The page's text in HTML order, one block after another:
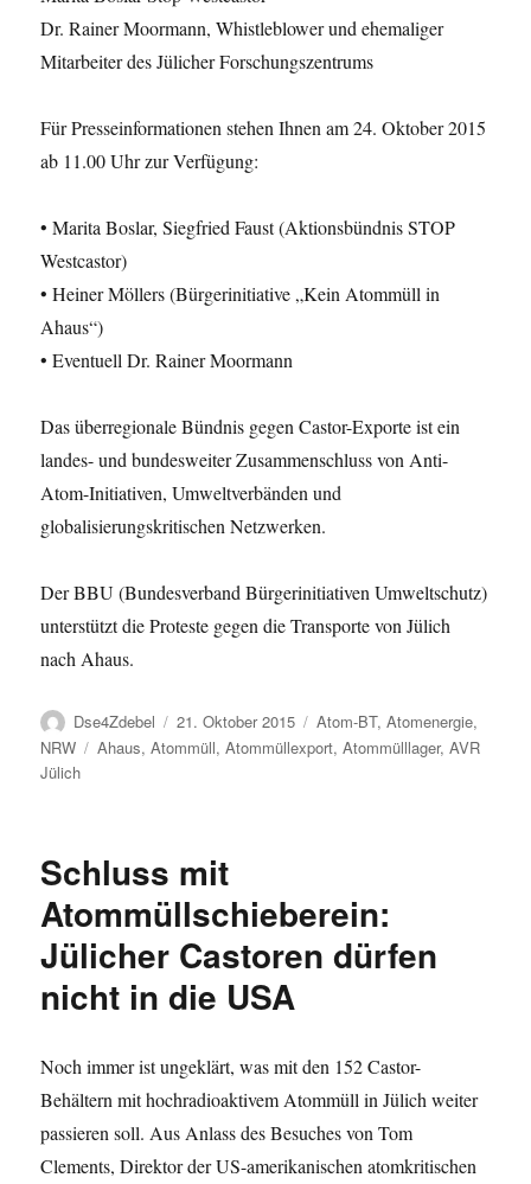
Dr. Rainer Moormann, Whistleblower und ehemaliger
Mitarbeiter des Jülicher Forschungszentrums
Für Presseinformationen stehen Ihnen am 24. Oktober 2015
ab 11.00 Uhr zur Verfügung:
• Marita Boslar, Siegfried Faust (Aktionsbündnis STOP
Westcastor)
• Heiner Möllers (Bürgerinitiative „Kein Atommüll in
Ahaus“)
• Eventuell Dr. Rainer Moormann
Das überregionale Bündnis gegen Castor-Exporte ist ein
landes- und bundesweiter Zusammenschluss von Anti-
Atom-Initiativen, Umweltverbänden und
globalisierungskritischen Netzwerken.
Der BBU (Bundesverband Bürgerinitiativen Umweltschutz)
unterstützt die Proteste gegen die Transporte von Jülich
nach Ahaus.
Autor
Dse4Zdebel
Veröffentlicht
am
21. Oktober 2015 Kategorien
Atom-BT,Atomenergie,
NRW
Schlagwörter
Ahaus,Atommüll,Atommüllexport,Atommülllager,AVR
Jülich
Schluss mit
Atommüllschieberein:
Jülicher Castoren dürfen
nicht in die USA
Noch immer ist ungeklärt, was mit den 152 Castor-
Behältern mit hochradioaktivem Atommüll in Jülich weiter
passieren soll. Aus Anlass des Besuches von Tom
Clements, Direktor der US-amerikanischen atomkritischen